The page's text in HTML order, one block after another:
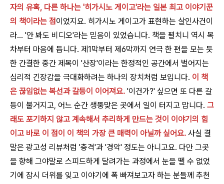
자의 유혹, 다른 하나는 '히가시노 게이고'라는 일본 최고 이야기꾼
의 책이라는 점이었지요. 히가시노 게이고가 표현하는 살인사건이
라… '안 봐도 비디오'라는 믿음이 있었습니다. 책을 펼치니 역시 목
차부터 마음에 듭니다. 제1막부터 제6막까지 연극 한 편을 모는 듯
한 간결한 중간 제목이 '산장'이라는 한정적인 공간에서 벌어지는
심리적 긴장감을 극대화하려는 하나의 장치처럼 보입니다. 이 책
은 끊임없는 복선과 갈등이 이어져요. '이건가?' 싶으면 또 다른 갈
등이 불거지고, 어느 순간 생뚱맞은 곳에서 일이 터지고 맙니다. 그
래도 포기하지 않고 계속해서 추리하게 만드는 것이 이야기의 힘
이고 바로 이 점이 이 책의 가장 큰 매력이 아닐까 싶어요. 사실 결
말은 광고성 리뷰처럼 '충격'과 '경악' 정도는 아니고요. 다만 그곳
을 향해 그야말로 스피드하게 달려가는 과정에서 눈을 뗄 수 없었
기에 잠시 더위를 잊고 이야기에 폭 빠져보고자 하는 분들께 추천